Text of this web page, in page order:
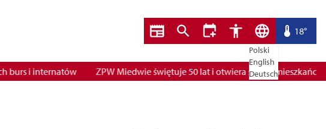
Polski
English
Deutsch
18°
i internatów ZPW Miedwie świętuje 50 lat i otwiera się dla mieszkańców